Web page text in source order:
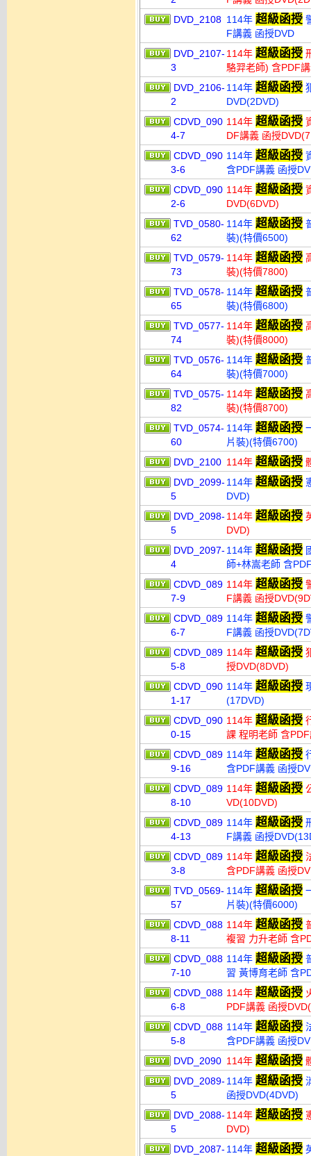
DVD_2108 114年 超級函授
F講義 函授DVD
DVD_2107-
3
114年 超級函授
駱羿老師) 含PDF
DVD_2106-
2
114年 超級函授
DVD(2DVD)
CDVD_090
4-7
114年 超級函授
DF講義 函授
CDVD_090
3-6
114年 超級函授
含PDF講義 函授
CDVD_090
2-6
114年 超級函授
DVD(6DVD)
TVD_0580-
62
114年 超級函授
裝)(特價6500)
TVD_0579-
73
114年 超級函授
裝)(特價7800)
TVD_0578-
65
114年 超級函授
裝)(特價6800)
TVD_0577-
74
114年 超級函授
裝)(特價8000)
TVD_0576-
64
114年 超級函授
裝)(特價7000)
TVD_0575-
82
114年 超級函授
裝)(特價8700)
TVD_0574-
60
114年 超級函授
片裝)(特價6700)
DVD_2100 114年 超級函授
DVD_2099-
5
114年 超級函授
DVD)
DVD_2098-
5
114年 超級函授
DVD)
DVD_2097-
4
114年 超級函授
師+林嵩老師 含
CDVD_089
7-9
114年 超級函授
F講義 函授
CDVD_089
6-7
114年 超級函授
F講義 函授
CDVD_089
5-8
114年 超級函授
授DVD(8DVD)
CDVD_090
1-17
114年 超級函授
(17DVD)
CDVD_090
0-15
114年 超級函授
課 程明老師 含
CDVD_089
9-16
114年 超級函授
含PDF講義 函授
CDVD_089
8-10
114年 超級函授
VD(10DVD)
CDVD_089
4-13
114年 超級函授
F講義 函授
CDVD_089
3-8
114年 超級函授
含PDF講義 函授
TVD_0569-
57
114年 超級函授
片裝)(特價6000)
CDVD_088
8-11
114年 超級函授
複習 力升老師 含
CDVD_088
7-10
114年 超級函授
習 黃博育老師 含
CDVD_088
6-8
114年 超級函授
PDF講義 函授
CDVD_088
5-8
114年 超級函授
含PDF講義 函授
DVD_2090 114年 超級函授
DVD_2089-
5
114年 超級函授
函授DVD(4DVD)
DVD_2088-
5
114年 超級函授
DVD)
DVD_2087- 114年 超級函授